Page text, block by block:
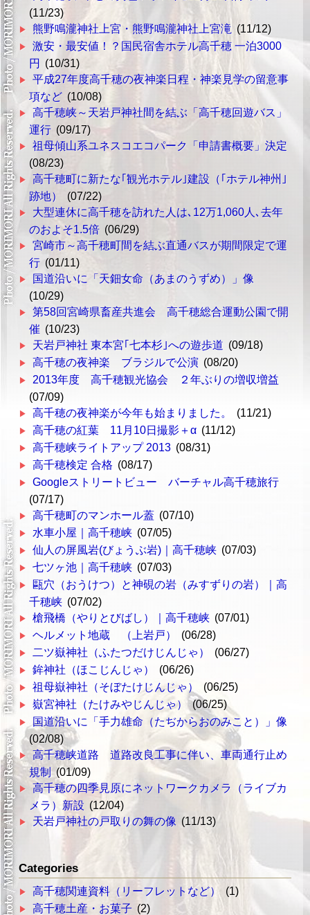
(11/23)
熊野鳴瀧神社上宮・熊野鳴瀧神社上宮滝 (11/12)
激安・最安値！？国民宿舎ホテル高千穂 一泊3000
円
(10/31)
平成27年度高千穂の夜神楽日程・神楽見学の留意事
項など (10/08)
高千穂峡～天岩戸神社間を結ぶ「高千穂回遊バス」
運行 (09/17)
祖母傾山系ユネスコエコパーク「申請書概要」決定
(08/23)
高千穂町に新たな｢観光ホテル｣建設（｢ホテル神州｣
跡地）
(07/22)
大型連休に高千穂を訪れた人は､12万1,060人､去年
のおよそ1.5倍 (06/29)
宮崎市～高千穂町間を結ぶ直通バスが期間限定で運
行 (01/11)
国道沿いに「天鈿女命（あまのうずめ）」像
(10/29)
第58回宮崎県畜産共進会 高千穂総合運動公園で開
催 (10/23)
天岩戸神社 東本宮｢七本杉｣への遊歩道 (09/18)
高千穂の夜神楽 ブラジルで公演 (08/20)
2013年度 高千穂観光協会 ２年ぶりの増収増益
(07/09)
高千穂の夜神楽が今年も始まりました。
(11/21)
高千穂の紅葉 11月10日撮影＋α (11/12)
高千穂峡ライトアップ 2013 (08/31)
高千穂検定 合格 (08/17)
Googleストリートビュー バーチャル高千穂旅行
(07/17)
高千穂町のマンホール蓋 (07/10)
水車小屋｜高千穂峡 (07/05)
仙人の屏風岩(びょうぶ岩)｜高千穂峡 (07/03)
七ツヶ池｜高千穂峡 (07/03)
甌穴（おうけつ）と神硯の岩（みすずりの岩）｜高
千穂峡 (07/02)
槍飛橋（やりとびばし）｜高千穂峡 (07/01)
ヘルメット地蔵 （上岩戸）
(06/28)
二ツ嶽神社（ふたつだけじんじゃ）
(06/27)
鉾神社（ほこじんじゃ）
(06/26)
祖母嶽神社（そぼたけじんじゃ）
(06/25)
嶽宮神社（たけみやじんじゃ）
(06/25)
国道沿いに「手力雄命（たぢからおのみこと）」像
(02/08)
高千穂峡道路 道路改良工事に伴い、車両通行止め
規制(01/09)
高千穂の四季見原にネットワークカメラ（ライブカ
メラ）新設 (12/04)
天岩戸神社の戸取りの舞の像 (11/13)
Categories
高千穂関連資料（リーフレットなど） (1)
高千穂土産・お菓子 (2)